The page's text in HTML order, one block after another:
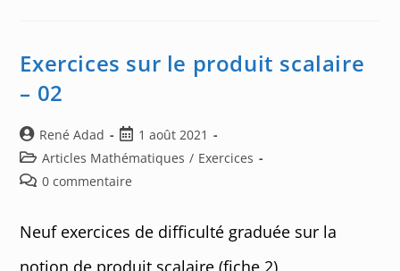
Exercices sur le produit scalaire
– 02
Auteur/autrice
de
la
publication :
René Adad
Post
published:
1 août 2021
Post
category:
Articles Mathématiques / Exercices
Post0 commentaire
Neuf exercices de difficulté graduée sur la
notion de produit scalaire (fiche 2)